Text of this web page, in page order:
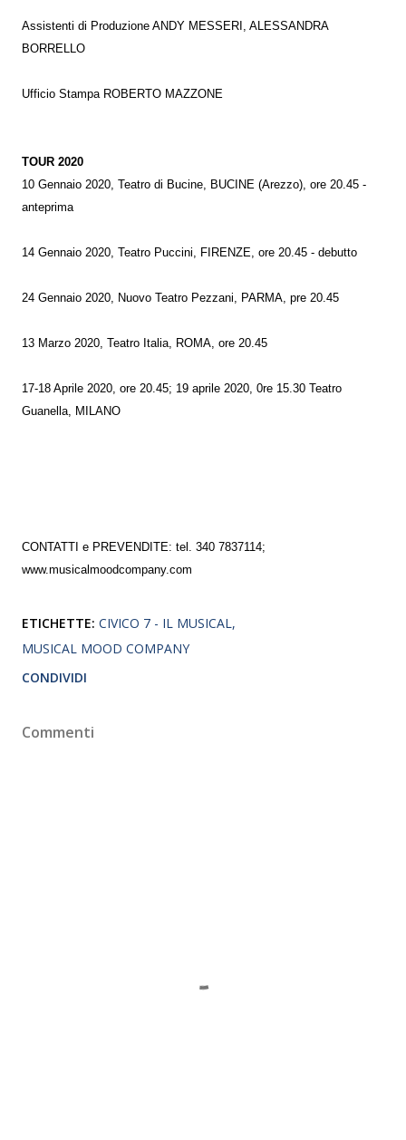
Assistenti di Produzione ANDY MESSERI, ALESSANDRA
BORRELLO
Ufficio Stampa ROBERTO MAZZONE
TOUR 2020
10 Gennaio 2020, Teatro di Bucine, BUCINE (Arezzo), ore 20.45 -
anteprima
14 Gennaio 2020, Teatro Puccini, FIRENZE, ore 20.45 - debutto
24 Gennaio 2020, Nuovo Teatro Pezzani, PARMA, pre 20.45
13 Marzo 2020, Teatro Italia, ROMA, ore 20.45
17-18 Aprile 2020, ore 20.45; 19 aprile 2020, 0re 15.30 Teatro
Guanella, MILANO
CONTATTI e PREVENDITE: tel. 340 7837114;
www.musicalmoodcompany.com
ETICHETTE: CIVICO 7 - IL MUSICAL
MUSICAL MOOD COMPANY
CONDIVIDI
Commenti